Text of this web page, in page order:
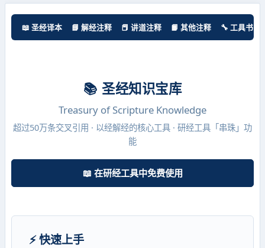
📖 圣经译本 📘 解经注释 📕 讲道注释 📙 其他注释 🔧 工具书
📚 圣经知识宝库
Treasury of Scripture Knowledge
超过50万条交叉引用 · 以经解经的核心工具 · 研经工具「串珠」功
能
📖 在研经工具中免费使用
⚡ 快速上手